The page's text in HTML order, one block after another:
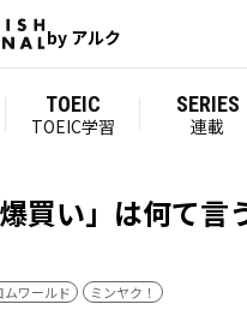
by アルク
TOEIC
TOEIC学習
SERIES
連載
買い」は何て言
ムワールド ミンヤク！